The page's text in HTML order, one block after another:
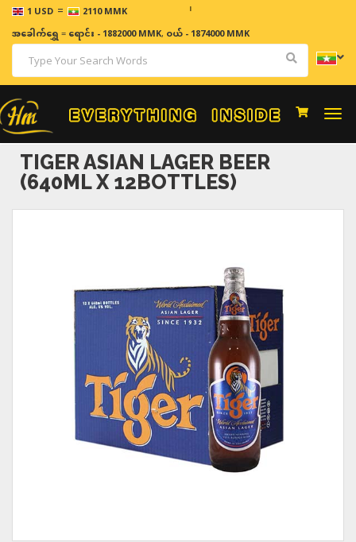
1 USD = 2110 MMK
အခေါက်ရွှေ=ရောင်း - 1882000 MMK, ဝယ် - 1874000 MMK
TIGER ASIAN LAGER BEER
(640ML X 12BOTTLES)